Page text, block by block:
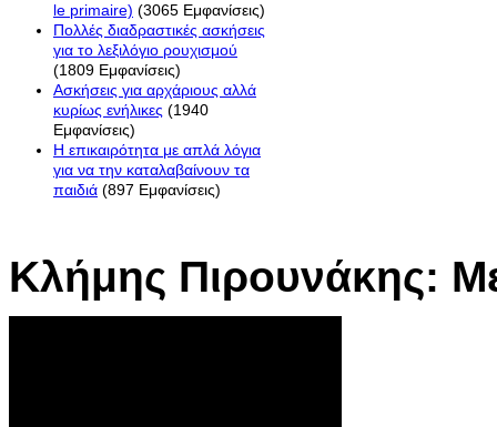
le primaire) (3065 Εμφανίσεις)
Πολλές διαδραστικές ασκήσεις
για το λεξιλόγιο ρουχισμού
(1809 Εμφανίσεις)
Ασκήσεις για αρχάριους αλλά
κυρίως ενήλικες (1940
Εμφανίσεις)
Η επικαιρότητα με απλά λόγια
για να την καταλαβαίνουν τα
παιδιά (897 Εμφανίσεις)
Κλήμης Πιρουνάκης: